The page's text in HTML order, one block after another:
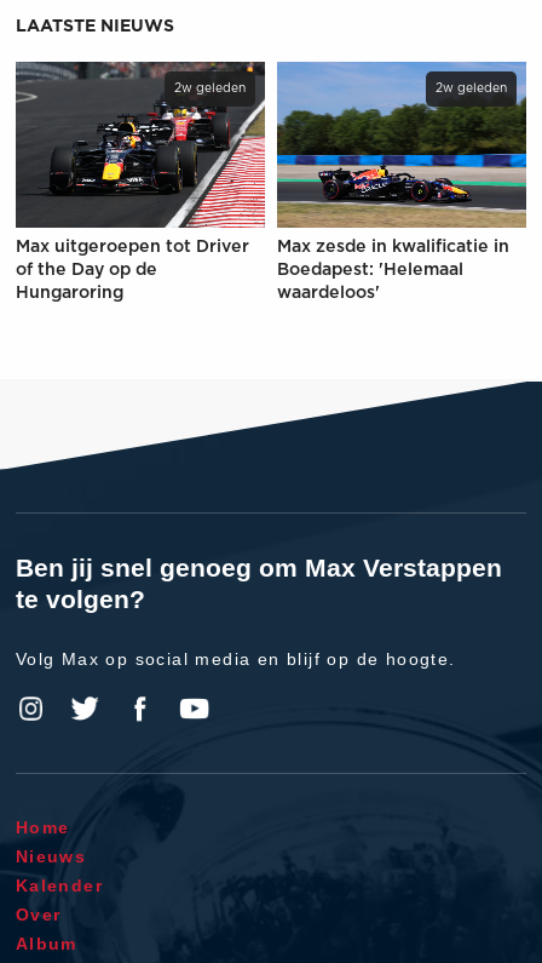
LAATSTE NIEUWS
2w geleden
Max uitgeroepen tot Driver
of the Day op de
Hungaroring
2w geleden
Max zesde in kwalificatie in
Boedapest: 'Helemaal
waardeloos'
Ben jij snel genoeg om Max Verstappen
te volgen?
Volg Max op social media en blijf op de hoogte.
Home
Nieuws
Kalender
Over
Album